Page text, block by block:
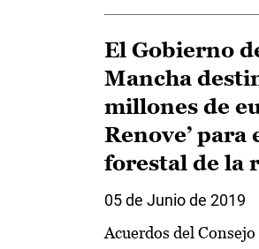
El Gobierno
Mancha
millones de
Renove’ para
forestal de la
05 de Junio de 2019
Acuerdos del